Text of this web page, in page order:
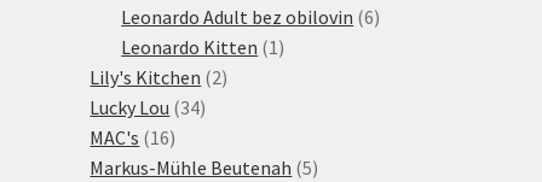
produktů
Leonardo Adult bez obilovin 66
Leonardo Kitten 1 1
Lily's Kitchen 22
Lucky Lou 3434
MAC's 1616
produktů
Markus-Mühle Beutenah 55